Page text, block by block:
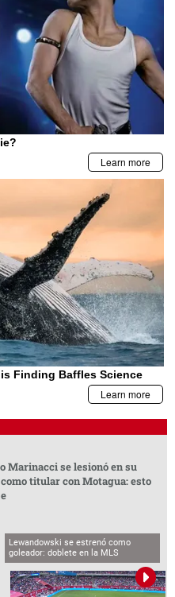
Marinacci se lesionó en su
titular con Motagua: esto
Lewandowski se estrenó como
goleador: doblete en la MLS